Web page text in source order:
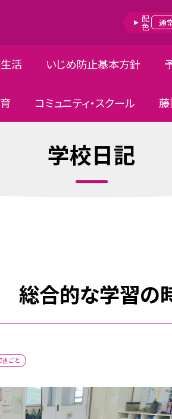
配色 通
活 いじめ防止基本方針
コミュニティ・スクール
学校日記
総合的な学習の
きごと